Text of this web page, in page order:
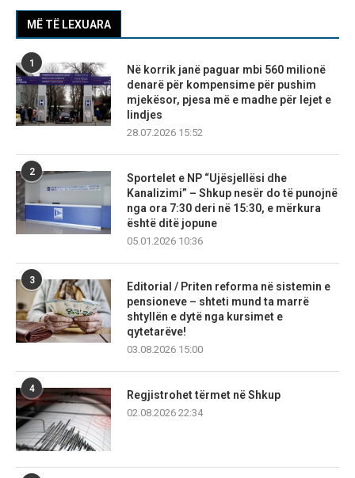
MË TË LEXUARA
1
Në korrik janë paguar mbi 560 milionë
denarë për kompensime për pushim
mjekësor, pjesa më e madhe për lejet e
lindjes
28.07.2026 15:52
2
Sportelet e NP “Ujësjellësi dhe
Kanalizimi” – Shkup nesër do të punojnë
nga ora 7:30 deri në 15:30, e mërkura
është ditë jopune
05.01.2026 10:36
3
Editorial / Priten reforma në sistemin e
pensioneve – shteti mund ta marrë
shtyllën e dytë nga kursimet e
qytetarëve!
03.08.2026 15:00
4
Regjistrohet tërmet në Shkup
02.08.2026 22:34